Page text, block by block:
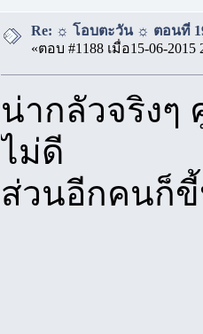
Re: ☼ โอบตะวัน ☼ ตอนที่ 19
«ตอบ #1188 เมื่อ15-06-2015
น่ากลัวจริงๆ
ไม่ดี
ส่วนอีกคนก็ขี้